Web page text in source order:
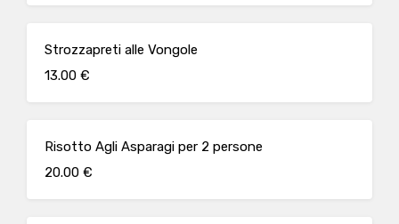
Strozzapreti alle Vongole
13.00 €
Risotto Agli Asparagi per 2 persone
20.00 €